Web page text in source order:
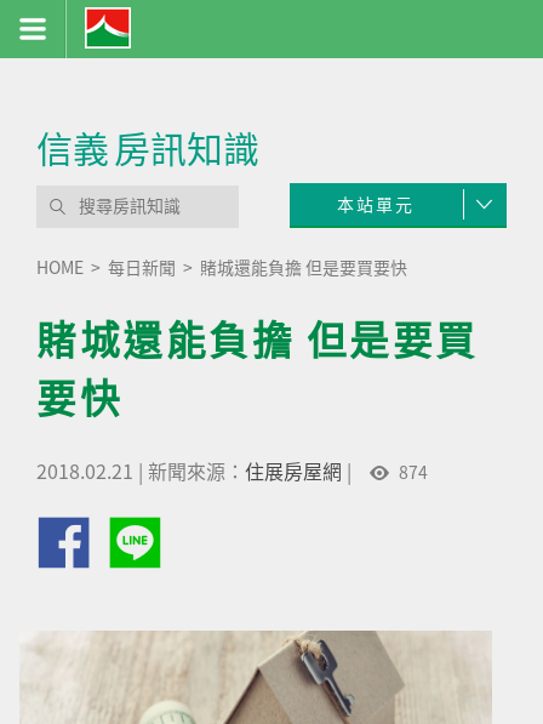
信義房訊知識
本站單元
HOME 每日新聞 賭城還能負擔 但是要買要快
賭城還能負擔 但是要買
要快
2018.02.21 | 新聞來源： 住展房屋網 | 874